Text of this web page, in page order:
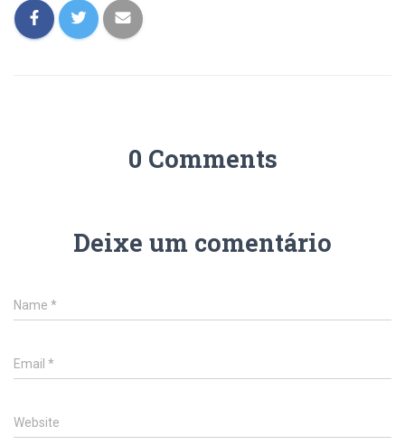
0 Comments
Deixe um comentário
Name *
Email *
Website